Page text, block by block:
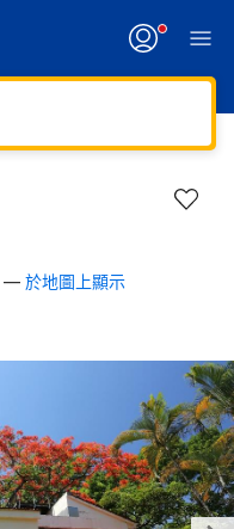
— 於地圖上顯示